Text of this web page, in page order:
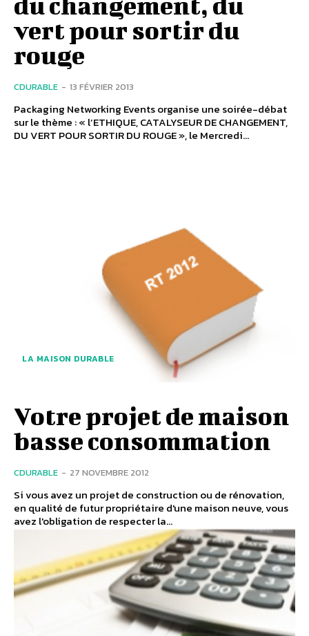
vert pour sortir du
rouge
CDURABLE - 13 FÉVRIER 2013
Packaging Networking Events organise une soirée-débat
sur le thème : « l’ETHIQUE, CATALYSEUR DE CHANGEMENT,
DU VERT POUR SORTIR DU ROUGE », le Mercredi...
LA MAISON DURABLE
Votre projet de maison
basse consommation
CDURABLE - 27 NOVEMBRE 2012
Si vous avez un projet de construction ou de rénovation,
en qualité de futur propriétaire d'une maison neuve, vous
avez l'obligation de respecter la...